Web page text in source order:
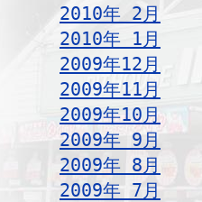
2010年 2月
2010年 1月
2009年12月
2009年11月
2009年10月
2009年 9月
2009年 8月
2009年 7月